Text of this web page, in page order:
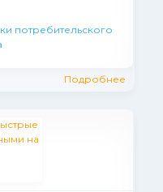
потребительского
Подробнее